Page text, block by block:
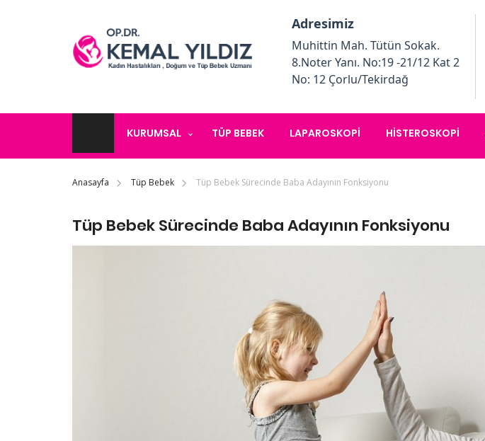
Adresimiz
Muhittin Mah. Tütün Sokak.
8.Noter Yanı. No:19 -21/12 Kat 2
No: 12 Çorlu/Tekirdağ
KURUMSAL TÜP BEBEK LAPAROSKOPI HISTEROSKOPI
Anasayfa Tüp Bebek Tüp Bebek Sürecinde Baba Adayının Fonksiyonu
Tüp Bebek Sürecinde Baba Adayının Fonksiyonu